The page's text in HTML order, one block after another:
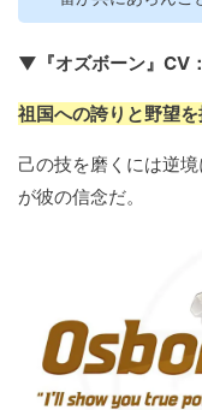
▼『オズボーン』CV
祖国への誇りと野望を
己の技を磨くには逆
が彼の信念だ。